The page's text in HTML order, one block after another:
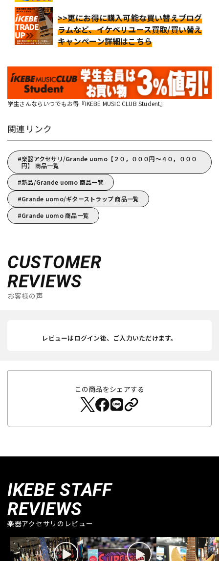
>>更にお得に購入可能な買い替えプログ
ラムなど、イケベリユース買取/買い替え
キャンペーン詳細はこちら
学生さんならいつでもお得『IKEBE MUSIC CLUB Student』
関連リンク
楽器アクセサリ/Grande uomo【２０，０００円～４０，０００
円】 商品一覧
新品/Grande uomo 商品一覧
Grande uomo/ギターストラップ 商品一覧
Grande uomo 商品一覧
CUSTOMER
REVIEWS
お客様の声
レビューはログイン後、ご入力いただけます。
この商品をシェアする
IKEBE STAFF
REVIEWS
楽器アクセサリのレビュー